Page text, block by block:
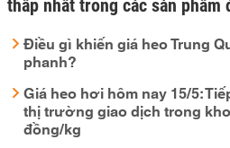
thấp nhất trong các sản phẩm
Điều gì khiến giá heo Trung
phanh?
Giá heo hơi hôm nay 15/5:
thị trường giao dịch trong
đồng/kg